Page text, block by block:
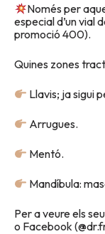
Només per
especial d’un vial
promoció 400).
Quines zones
Llavis; ja sigui
Arrugues.
Mentó.
Mandíbula:
Per a veure els
o Facebook